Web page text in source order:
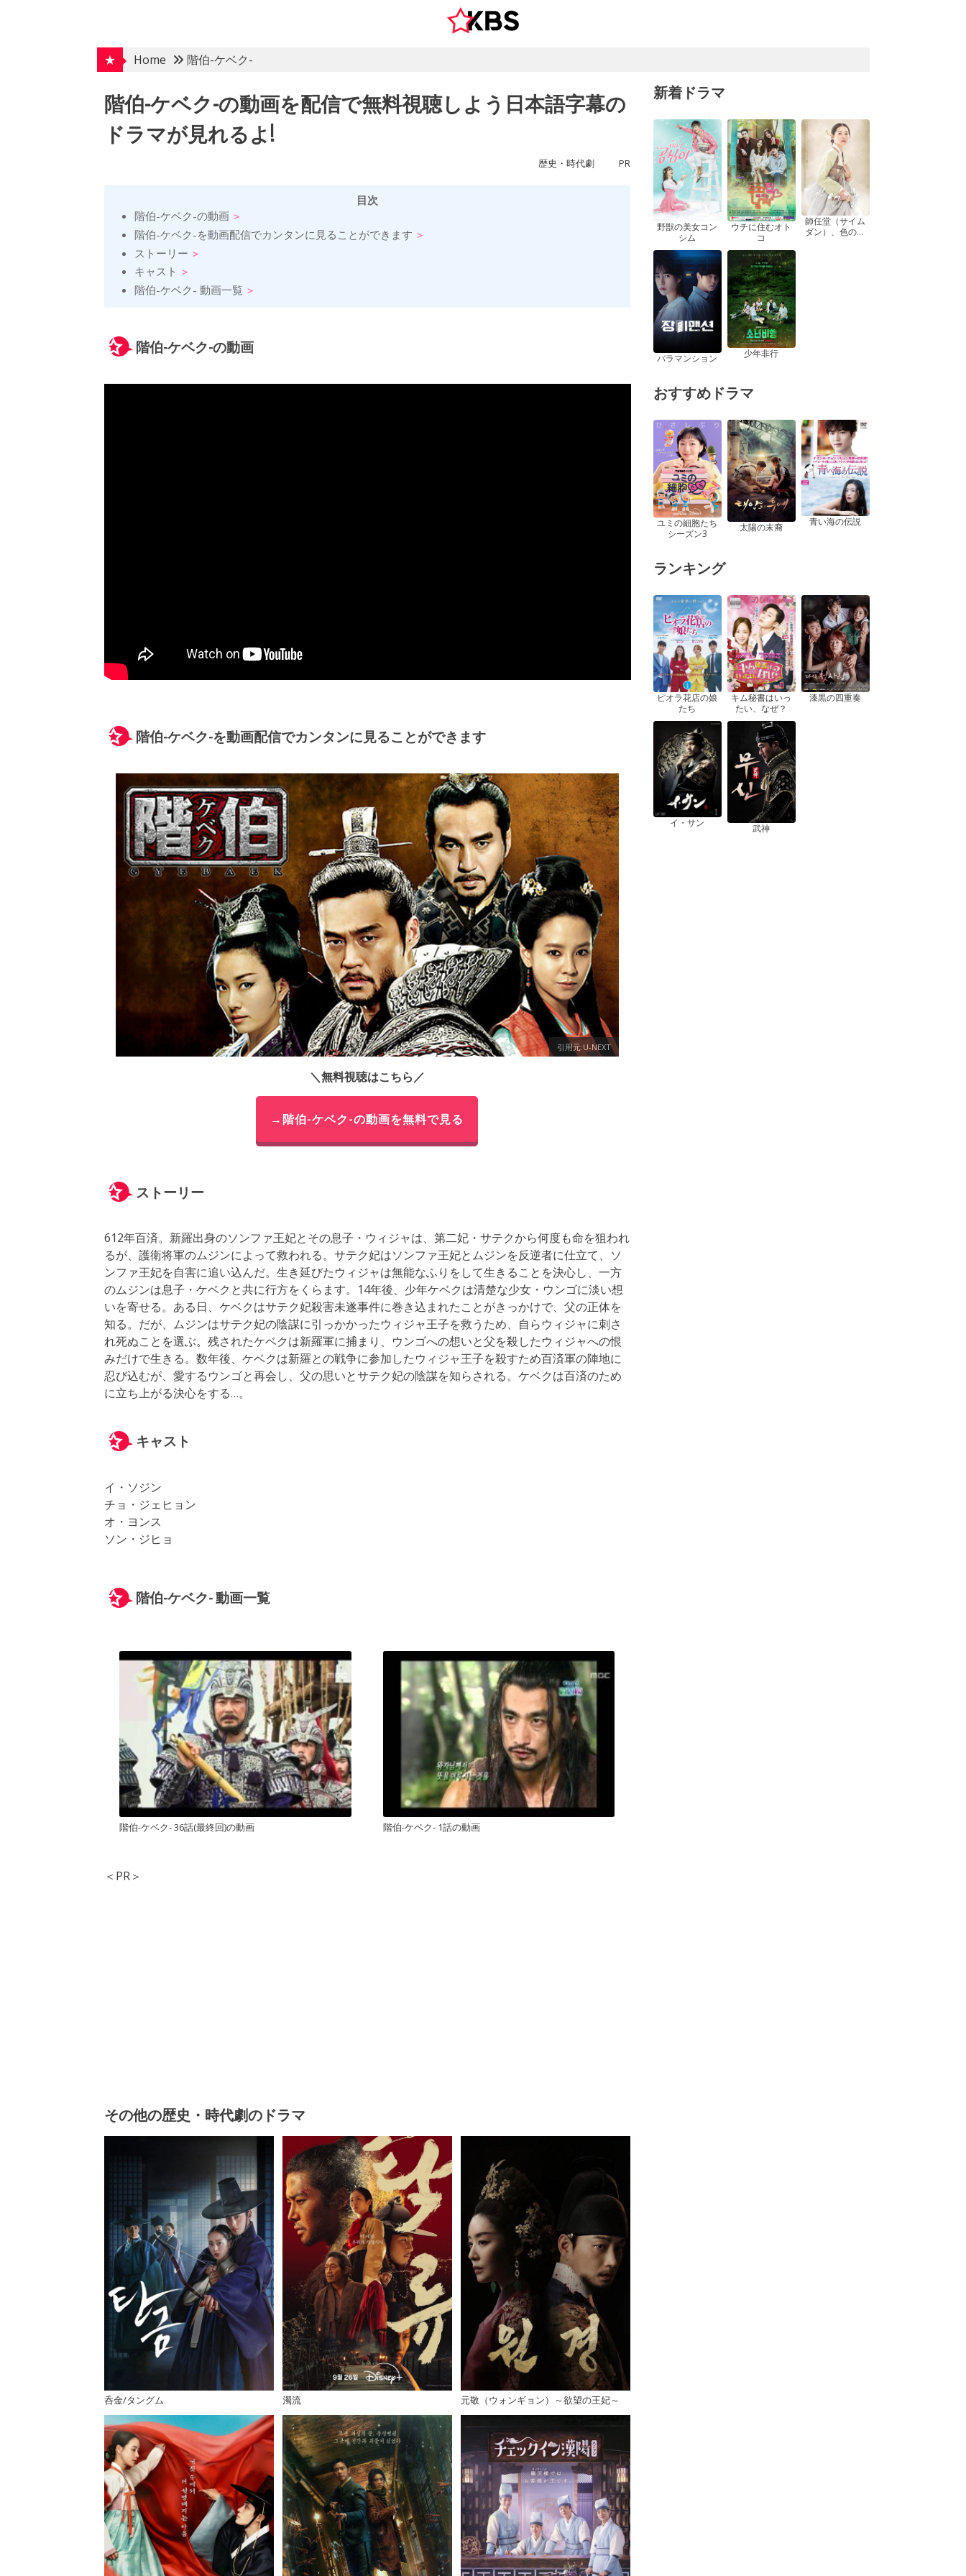
★
Home 階伯-ケベク-
階伯-ケベク-の動画を配信で無料視聴しよう日本語字幕の
ドラマが見れるよ!
歴史・時代劇 PR
目次
階伯-ケベク-の動画
階伯-ケベク-を動画配信でカンタンに見ることができます
ストーリー
キャスト
階伯-ケベク- 動画一覧
階伯-ケベク-の動画
階伯-ケベク-を動画配信でカンタンに見ることができます
引用元:U-NEXT
＼無料視聴はこちら／
→階伯-ケベク-の動画を無料で見る
ストーリー
612年百済。新羅出身のソンファ王妃とその息子・ウィジャは、第二妃・サテクから何度も命を狙われ
るが、護衛将軍のムジンによって救われる。サテク妃はソンファ王妃とムジンを反逆者に仕立て、ソ
ンファ王妃を自害に追い込んだ。生き延びたウィジャは無能なふりをして生きることを決心し、一方
のムジンは息子・ケベクと共に行方をくらます。14年後、少年ケベクは清楚な少女・ウンゴに淡い想
いを寄せる。ある日、ケベクはサテク妃殺害未遂事件に巻き込まれたことがきっかけで、父の正体を
知る。だが、ムジンはサテク妃の陰謀に引っかかったウィジャ王子を救うため、自らウィジャに刺さ
れ死ぬことを選ぶ。残されたケベクは新羅軍に捕まり、ウンゴへの想いと父を殺したウィジャへの恨
みだけで生きる。数年後、ケベクは新羅との戦争に参加したウィジャ王子を殺すため百済軍の陣地に
忍び込むが、愛するウンゴと再会し、父の思いとサテク妃の陰謀を知らされる。ケベクは百済のため
に立ち上がる決心をする…。
キャスト
イ・ソジン
チョ・ジェヒョン
オ・ヨンス
ソン・ジヒョ
階伯-ケベク- 動画一覧
階伯-ケベク- 36話(最終回)の動画 階伯-ケベク- 1話の動画
＜PR＞
その他の歴史・時代劇のドラマ
呑金/タングム 濁流 元敬（ウォンギョン）～欲望の王妃～
新着ドラマ
野獣の美女コン
シム
ウチに住むオト
コ
師任堂（サイム
ダン）、色の日
バラマンション 少年非行
おすすめドラマ
ユミの細胞たち
シーズン3
太陽の末裔 青い海の伝説
ランキング
ピオラ花店の娘
たち
キム秘書はいっ
たい、なぜ？
漆黒の四重奏
イ・サン 武神